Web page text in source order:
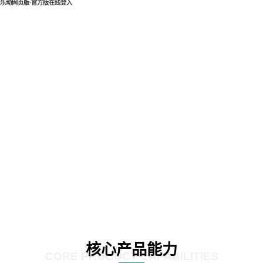
乐动网页版·官方版在线登入
核心产品能力
CORE PRODUCT CAPABILITIES